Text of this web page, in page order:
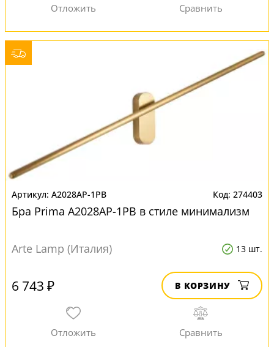
A2028AP-1PB 274403
Бра Prima A2028AP-1PB в стиле минимализм
Arte Lamp (Италия) 13 шт.
6 743 ₽ В КОРЗИНУ